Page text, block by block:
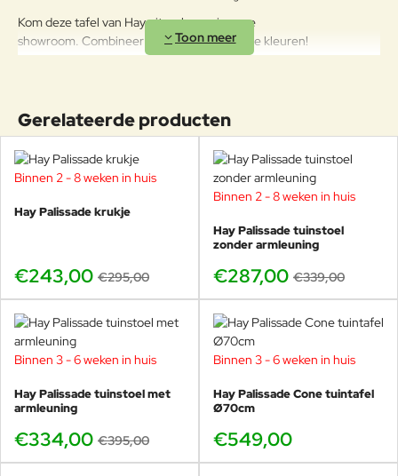
Gepoedercoat staal
OPPERVLAKKEN MET EEN
ZACHTE DOEK TE REINIGEN.
GEBRUIK WATER OF
TUINMEUBELEN TOCH BUITEN
BEHANDEL ZE DAN OP
REGELMATIGE BASIS MET
VASELINE OF AUTOWAS, OOK IS
HET FIJNSTOF AF TE NEMEN
MET EEN VOCHTIGE DOEK. ZO
HEEFT U VELE JAREN PLEZIER
VAN UW AANKOOP!
Kom deze tafel van Hay uitproberen in onze
showroom. Combineer met de verschillende kleuren!
Gerelateerde producten
-18%
Binnen 2 - 8 weken in huis
Hay Palissade krukje
€243,00 €295,00
-15%
Binnen 2 - 8 weken in huis
Hay Palissade tuinstoel
zonder armleuning
€287,00 €339,00
-15%
Binnen 3 - 6 weken in huis
Hay Palissade tuinstoel met
armleuning
€334,00 €395,00
Binnen 3 - 6 weken in huis
Hay Palissade Cone tuintafel
Ø70cm
€549,00